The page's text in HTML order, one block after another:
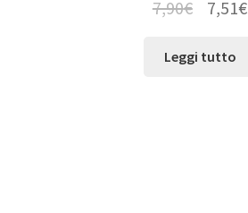
7,90€ 7,51€
Leggi tutto